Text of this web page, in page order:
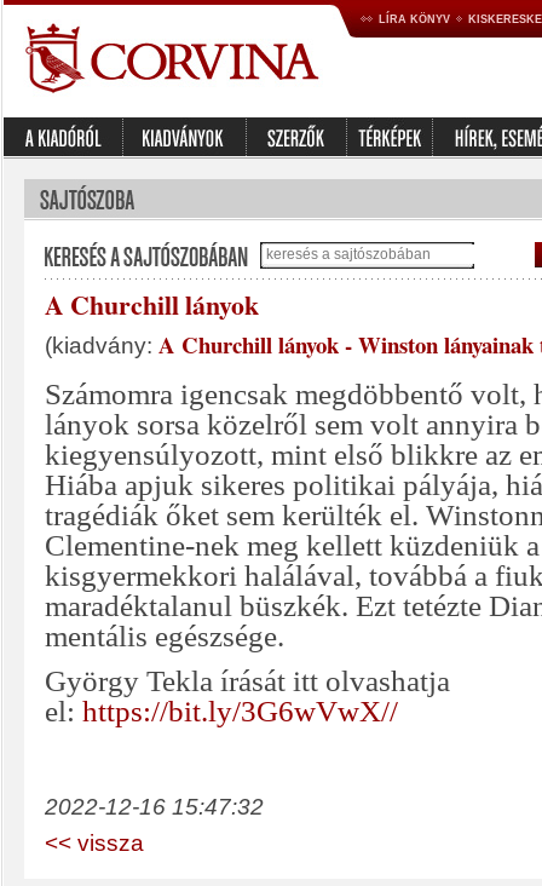
LÍRA KÖNYV
A Churchill lányok
(kiadvány: A Churchill lányok - Winston lányainak
Számomra igencsak megdöbbentő
lányok sorsa közelről sem volt annyira
kiegyensúlyozott, mint első blikkre az
Hiába apjuk sikeres politikai pályája,
tragédiák őket sem kerülték el.
Clementine-nek meg kellett küzdeniük
kisgyermekkori halálával, továbbá a
maradéktalanul büszkék. Ezt tetézte
mentális egészsége.
György Tekla írását itt olvashatja
el: https://bit.ly/3G6wVwX//
2022-12-16 15:47:32
<< vissza